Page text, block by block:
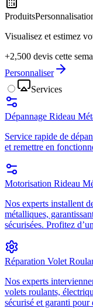
Produits
Visualisez et estimez
+2,500 devis cette
Personnaliser
Services
Dépannage Rideau
Service rapide de
et remettre en
Motorisation Rideau
Nos experts installent
métalliques,
sécurisées. Profitez
Réparation Volet
Nos experts
volets roulants,
sécurisé et garanti